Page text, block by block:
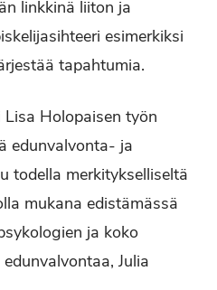
linkkinä liiton ja
esimerkiksi
tapahtumia.
Holopaisen työn
edunvalvonta- ja
todella merkitykselliseltä
mukana edistämässä
ja koko
Julia